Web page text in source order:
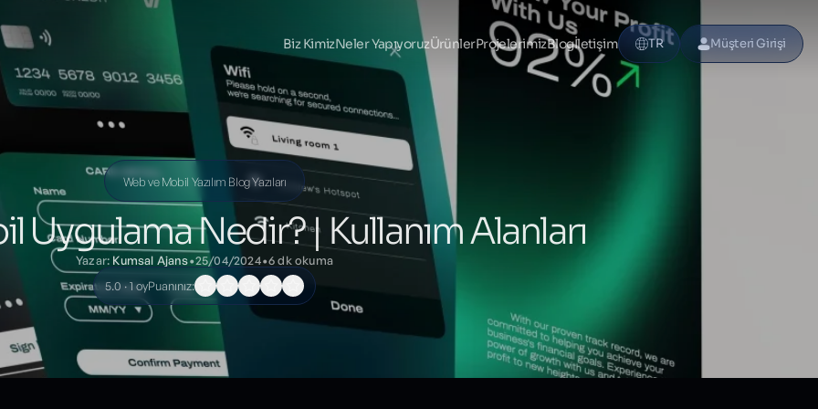
Biz KimizNeler YapıyoruzÜrünlerProjelerimizBlogİletişim TR Müşteri Girişi
Web ve Mobil Yazılım Blog Yazıları
Uygulama Nedir? | Kullanım Alanları
Yazar: Kumsal Ajans•25/04/2024•6 dk okuma
5.0 · 1 oyPuanınız: